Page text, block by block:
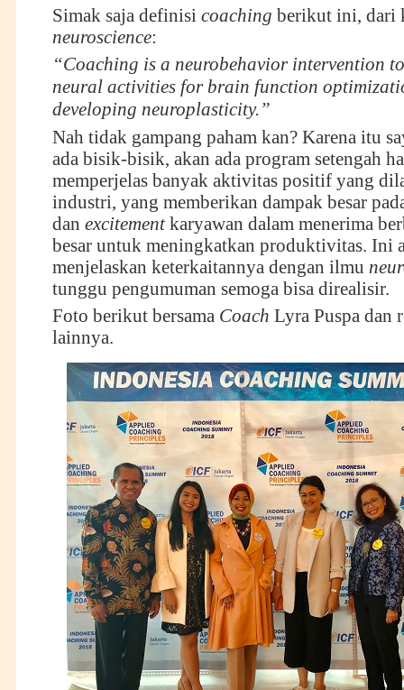
Simak saja definisi coaching berikut ini, dari
neuroscience:
“Coaching is a neurobehavior intervention
neural activities for brain function
developing neuroplasticity.”
Nah tidak gampang paham kan? Karena itu
ada bisik-bisik, akan ada program setengah
memperjelas banyak aktivitas positif yang
industri, yang memberikan dampak besar
dan excitementkaryawan dalam menerima
besar untuk meningkatkan produktivitas. Ini
menjelaskan keterkaitannya dengan ilmu
tunggu pengumuman semoga bisa direalisir.
Foto berikut bersama Coach Lyra Puspa dan
lainnya.